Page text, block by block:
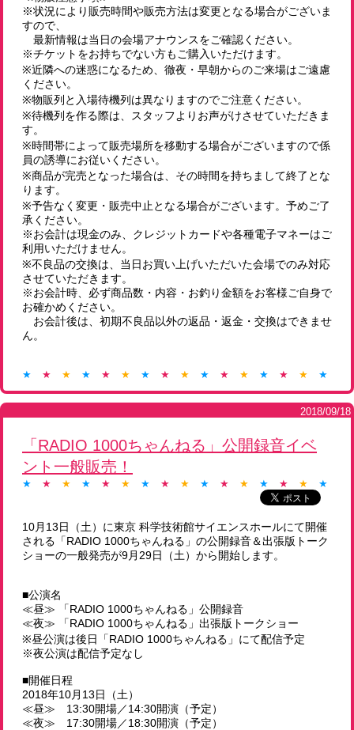
※状況により販売時間や販売方法は変更となる場合がございま
すので、
最新情報は当日の会場アナウンスをご確認ください。
※チケットをお持ちでない方もご購入いただけます。
※近隣への迷惑になるため、徹夜・早朝からのご来場はご遠慮
ください。
※物販列と入場待機列は異なりますのでご注意ください。
※待機列を作る際は、スタッフよりお声がけさせていただきま
す。
※時間帯によって販売場所を移動する場合がございますので係
員の誘導にお従いください。
※商品が完売となった場合は、その時間を持ちまして終了とな
ります。
※予告なく変更・販売中止となる場合がございます。予めご了
承ください。
※お会計は現金のみ、クレジットカードや各種電子マネーはご
利用いただけません。
※不良品の交換は、当日お買い上げいただいた会場でのみ対応
させていただきます。
※お会計時、必ず商品数・内容・お釣り金額をお客様ご自身で
お確かめください。
お会計後は、初期不良品以外の返品・返金・交換はできませ
ん。
★ ★ ★ ★ ★ ★ ★ ★ ★ ★ ★ ★ ★ ★ ★ ★
2018/09/18
「RADIO 1000ちゃんねる」公開録音イベ
ント一般販売！
★ ★ ★ ★ ★ ★ ★ ★ ★ ★ ★ ★ ★ ★ ★ ★
10月13日（土）に東京 科学技術館サイエンスホールにて開催
される「RADIO 1000ちゃんねる」の公開録音＆出張版トーク
ショーの一般発売が9月29日（土）から開始します。
■公演名
≪昼≫ 「RADIO 1000ちゃんねる」公開録音
≪夜≫ 「RADIO 1000ちゃんねる」出張版トークショー
※昼公演は後日「RADIO 1000ちゃんねる」にて配信予定
※夜公演は配信予定なし
■開催日程
2018年10月13日（土）
≪昼≫ 13:30開場／14:30開演（予定）
≪夜≫ 17:30開場／18:30開演（予定）